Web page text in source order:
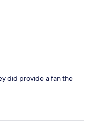
did provide a fan the